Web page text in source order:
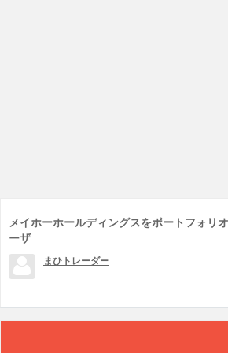
メイホーホールディングスをポートフォリ
ーザ
まひトレーダー